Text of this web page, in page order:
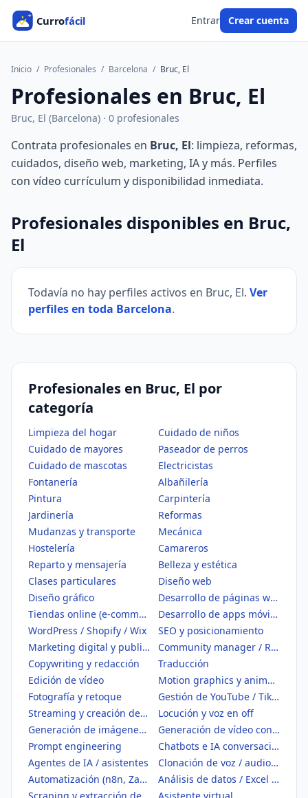
Entrar Crear cuenta
Inicio / Profesionales / Barcelona / Bruc, El
Profesionales en Bruc, El
Bruc, El (Barcelona) · 0 profesionales
Contrata profesionales en Bruc, El: limpieza, reformas,
cuidados, diseño web, marketing, IA y más. Perfiles
con vídeo currículum y disponibilidad inmediata.
Profesionales disponibles en Bruc,
El
Todavía no hay perfiles activos en Bruc, El. Ver
perfiles en toda Barcelona.
Profesionales en Bruc, El por
categoría
Limpieza del hogar
Cuidado de niños
Cuidado de mayores
Paseador de perros
Cuidado de mascotas
Electricistas
Fontanería
Albañilería
Pintura
Carpintería
Jardinería
Reformas
Mudanzas y transporte
Mecánica
Hostelería
Camareros
Reparto y mensajería
Belleza y estética
Clases particulares
Diseño web
Diseño gráfico
Desarrollo de páginas web
Tiendas online (e-commerce)
Desarrollo de apps móviles
WordPress / Shopify / Wix
SEO y posicionamiento
Marketing digital y publicidad
Community manager / Redes sociales
Copywriting y redacción
Traducción
Edición de vídeo
Motion graphics y animación
Fotografía y retoque
Gestión de YouTube / TikTok
Streaming y creación de contenido
Locución y voz en off
Generación de imágenes con IA
Generación de vídeo con IA
Prompt engineering
Chatbots e IA conversacional
Agentes de IA / asistentes
Clonación de voz / audio IA
Automatización (n8n, Zapier, Make)
Análisis de datos / Excel / BI